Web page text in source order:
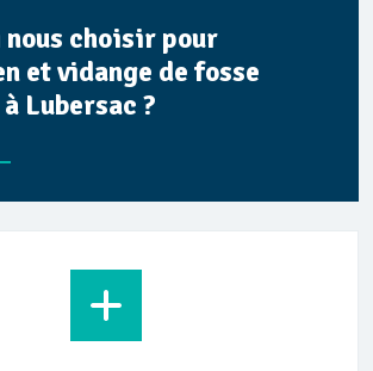
nous choisir pour
et vidange de fosse
Lubersac ?